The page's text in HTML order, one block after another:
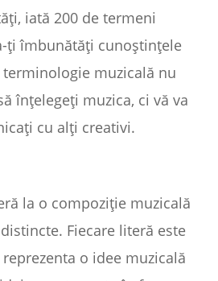
iată 200 de termeni
ți îmbunătăți cunoștințele
terminologie muzicală nu
înțelegeți muzica, ci vă va
cu alți creativi.
la o compoziție muzicală
Fiecare literă este
o idee muzicală